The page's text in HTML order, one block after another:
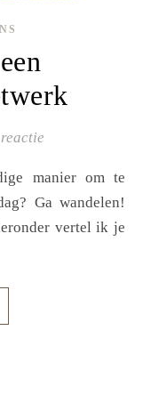
Ga wandelen!
vertel ik je